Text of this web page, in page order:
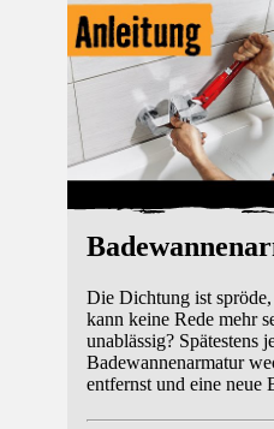
Die Dichtung ist
kann keine Rede mehr
unablässig? Spätestens
Badewannenarmatur
entfernst und eine neue